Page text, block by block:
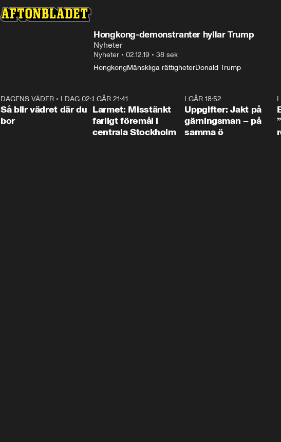
Hongkong-demonstranter hyllar Trump
Nyheter
Nyheter • 02.12.19 • 38 sek
HongkongMänskliga rättigheterDonald Trump
1:06
DAGENS VÄDER • I DAG 02:30
Så blir vädret där du
bor
I GÅR 21:41
Larmet: Misstänkt
farligt föremål i
centrala Stockholm
I GÅR 18:52
Uppgifter: Jakt på
gärningsman – på
samma ö
I